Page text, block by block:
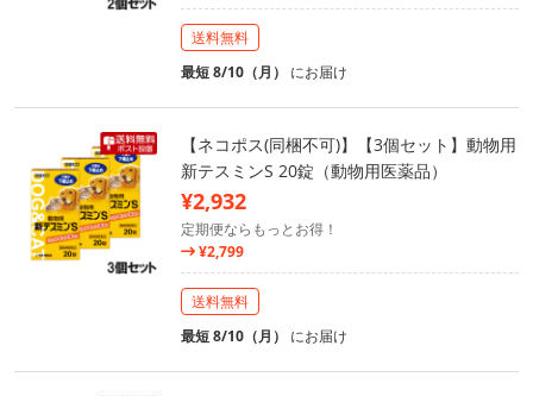
送料無料
最短 8/10（月） にお届け
【ネコポス(同梱不可)】【3個セット】動物用
新テスミンS 20錠（動物用医薬品）
¥2,932
定期便ならもっとお得！
¥2,799
送料無料
最短 8/10（月） にお届け